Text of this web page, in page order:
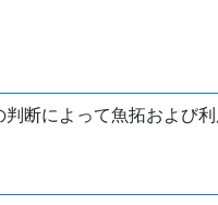
断によって魚拓および